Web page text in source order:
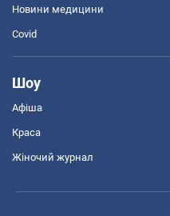
Новини медицини
Covid
Шоу
Афіша
Краса
Жіночий журнал